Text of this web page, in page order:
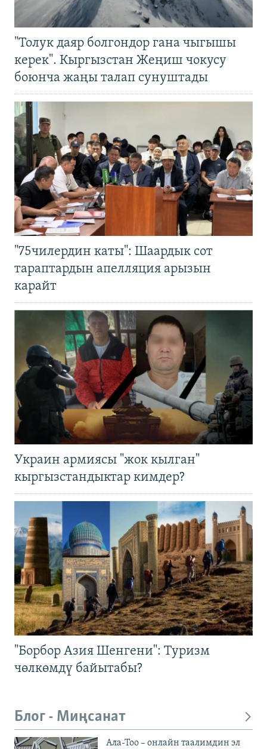
"Толук даяр болгондор гана чыгышы
керек". Кыргызстан Жеңиш чокусу
боюнча жаңы талап сунуштады
"75чилердин каты": Шаардык сот
тараптардын апелляция арызын
карайт
Украин армиясы "жок кылган"
кыргызстандыктар кимдер?
"Борбор Азия Шенгени": Туризм
чөлкөмдү байытабы?
Блог - Миңсанат
Ала-Тоо – онлайн таалимдин эл